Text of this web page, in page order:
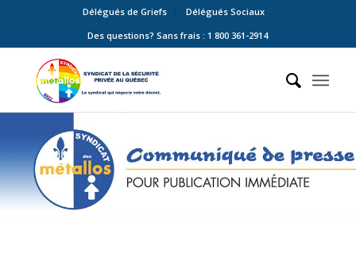
Délégués de Griefs
Délégués Sociaux
Des questions? Sans frais : 1 800 361-2914